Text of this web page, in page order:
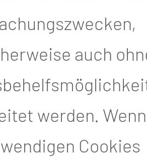
FÜR FUSS- UND S
auch
werden.
Cookies